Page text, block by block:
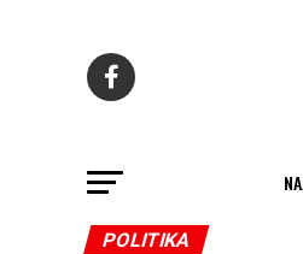
POLITIKA